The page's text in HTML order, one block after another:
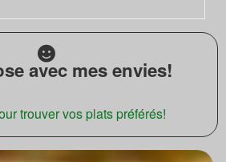
avec mes envies!
trouver vos plats préférés!